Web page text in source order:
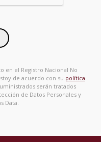
en el Registro Nacional No
de acuerdo con su política
serán tratados
de Datos Personales y
Data.